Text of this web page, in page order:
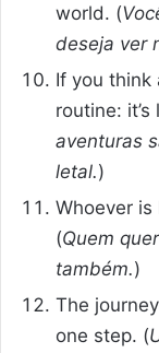
world. (
deseja ver
If you think
routine: it’s
aventuras
letal.)
Whoever
(Quem
também.)
The
one step. (